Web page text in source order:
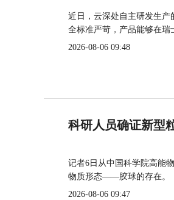
近日，云深处自主研发生产
全标准严苛，产品能够在瑞
2026-08-06 09:48
科研人员确证新型
记者6日从中国科学院高能
物质形态——胶球的存在。
2026-08-06 09:47